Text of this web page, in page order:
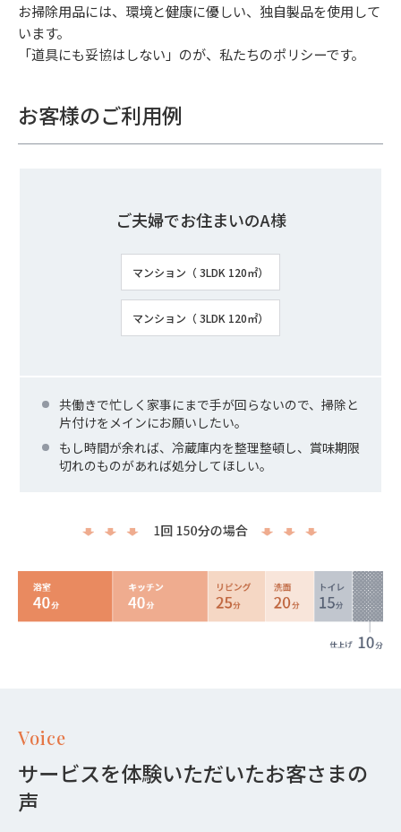
お掃除用品には、環境と健康に優しい、独自製品を使用して
います。
「道具にも妥協はしない」のが、私たちのポリシーです。
お客様のご利用例
ご夫婦でお住まいのA様
マンション（ 3LDK 120㎡）
マンション（ 3LDK 120㎡）
共働きで忙しく家事にまで手が回らないので、掃除と
片付けをメインにお願いしたい。
もし時間が余れば、冷蔵庫内を整理整頓し、賞味期限
切れのものがあれば処分してほしい。
Voice
サービスを体験いただいたお客さまの
声